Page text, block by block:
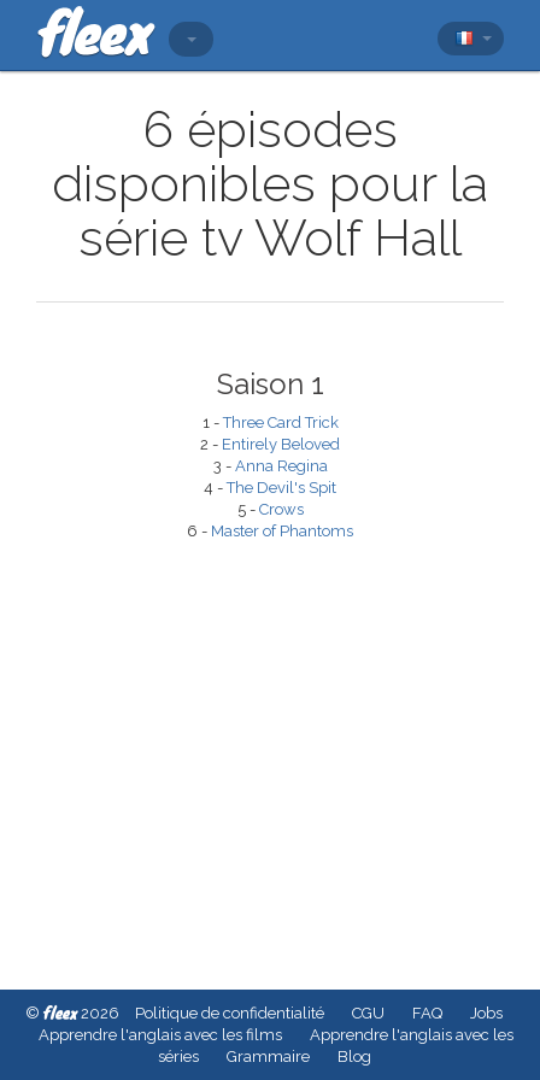
6 épisodes
disponibles pour la
série tv Wolf Hall
Saison 1
1 -Three Card Trick
2 - Entirely Beloved
3 - Anna Regina
4 -The Devil's Spit
5 - Crows
6 - Master of Phantoms
© fleex2026 Politique de confidentialité CGU FAQ
Jobs
Apprendre l'anglais avec les films
Apprendre l'anglais avec les
séries
Grammaire Blog